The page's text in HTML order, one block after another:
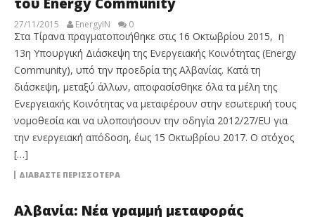
27/11/2015 EnergyIN 0
Στα Τίρανα πραγματοποιήθηκε στις 16 Οκτωβρίου 2015, η
13η Υπουργική Διάσκεψη της Ενεργειακής Κοινότητας (Energy
Community), υπό την προεδρία της Αλβανίας. Κατά τη
διάσκεψη, μεταξύ άλλων, αποφασίσθηκε όλα τα μέλη της
Ενεργειακής Κοινότητας να μεταφέρουν στην εσωτερική τους
νομοθεσία και να υλοποιήσουν την οδηγία 2012/27/EU για
την ενεργειακή απόδοση, έως 15 Οκτωβρίου 2017. Ο στόχος
[…]
ΔΙΑΒΆΣΤΕ ΠΕΡΙΣΣΌΤΕΡΑ
Αλβανία: Νέα γραμμή μεταφοράς